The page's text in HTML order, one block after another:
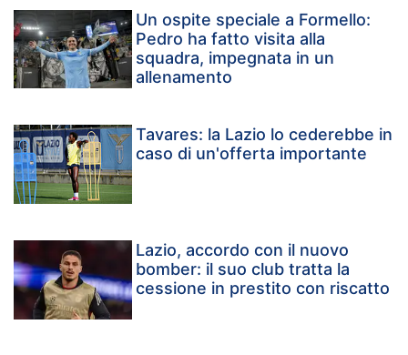
Un ospite speciale a Formello:
Pedro ha fatto visita alla
squadra, impegnata in un
allenamento
Tavares: la Lazio lo cederebbe in
caso di un'offerta importante
Lazio, accordo con il nuovo
bomber: il suo club tratta la
cessione in prestito con riscatto